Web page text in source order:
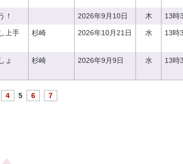
！ 2026年9月10日 木 13時
上手
杉崎 2026年10月21日 水 13時
ょ
杉崎 2026年9月9日 水 13時
4 5 6 7